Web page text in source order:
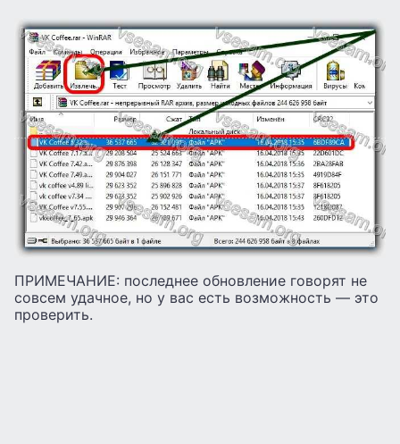
ПРИМЕЧАНИЕ: последнее обновление говорят не
совсем удачное, но у вас есть возможность — это
проверить.